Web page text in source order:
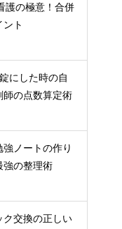
護の極意！合併
ト
にした時の自
師の点数算定術
ノートの作り
強の整理術
ク交換の正しい